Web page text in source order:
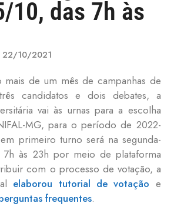
10, das 7h às
22/10/2021
de um mês de campanhas de
candidatos e dois debates, a
vai às urnas para a escolha
MG, para o período de 2022-
primeiro turno será na segunda-
às 23h por meio de plataforma
com o processo de votação, a
elaborou tutorial de votação e
frequentes.